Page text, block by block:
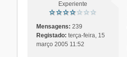
Experiente
Mensagens: 239
Registado: terça-feira, 15
março 2005 11:52